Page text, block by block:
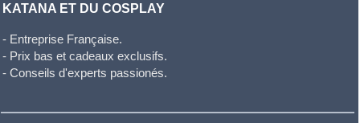
KATANA ET DU COSPLAY
- Entreprise Française.
- Prix bas et cadeaux exclusifs.
- Conseils d'experts passionés.